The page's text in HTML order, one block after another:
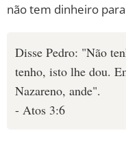
não tem dinheiro
Disse Pedro: "Não
tenho, isto lhe dou.
Nazareno, ande".
- Atos 3:6